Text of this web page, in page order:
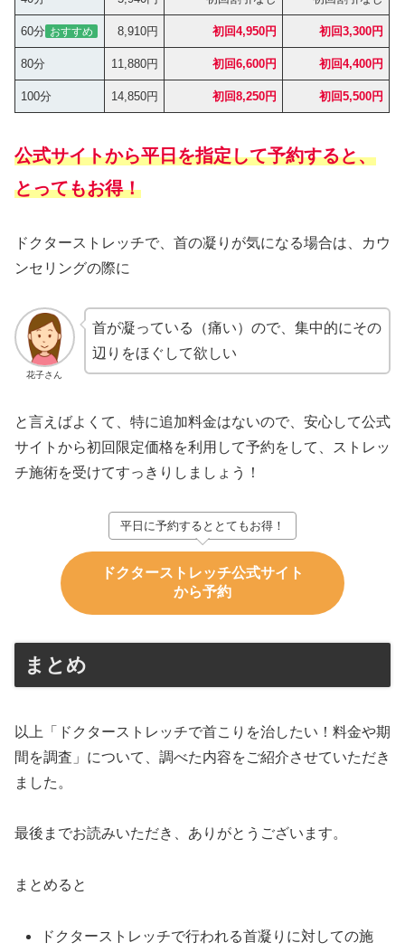
60分 おすすめ 8,910円 初回4,950円 初回3,300円
80分 11,880円 初回6,600円 初回4,400円
100分 14,850円 初回8,250円 初回5,500円
公式サイトから平日を指定して予約すると、
とってもお得！
ドクターストレッチで、首の凝りが気になる場合は、カウ
ンセリングの際に
花子さん
首が凝っている（痛い）ので、集中的にその
辺りをほぐして欲しい
と言えばよくて、特に追加料金はないので、安心して公式
サイトから初回限定価格を利用して予約をして、ストレッ
チ施術を受けてすっきりしましょう！
平日に予約するととてもお得！
ドクターストレッチ公式サイト
から予約
まとめ
以上「ドクターストレッチで首こりを治したい！料金や期
間を調査」について、調べた内容をご紹介させていただき
ました。
最後までお読みいただき、ありがとうございます。
まとめると
ドクターストレッチで行われる首凝りに対しての施